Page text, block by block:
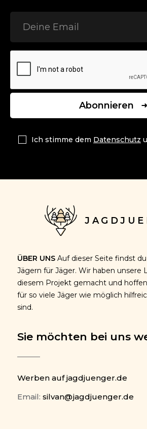
Abonnieren
Ich stimme dem Datenschutz
ÜBER UNS Auf dieser Seite findst
Jägern für Jäger. Wir haben unsere
diesem Projekt gemacht und
für so viele Jäger wie möglich
sind.
Sie möchten bei uns
Werben auf jagdjuenger.de
Email: silvan@jagdjuenger.de